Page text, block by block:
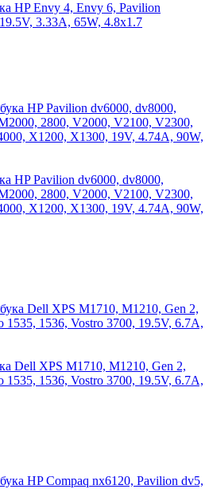
HP Envy 4, Envy 6, Pavilion
3.33A, 65W, 4.8х1.7
HP Pavilion dv6000, dv8000,
2800, V2000, V2100, V2300,
X1200, X1300, 19V, 4.74A, 90W,
Dell XPS M1710, M1210, Gen 2,
1535, 1536, Vostro 3700, 19.5V, 6.7A,